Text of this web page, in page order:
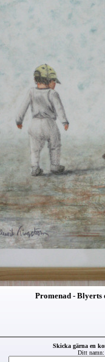
Promenad - Blyerts
Skicka gärna en
Ditt namn: